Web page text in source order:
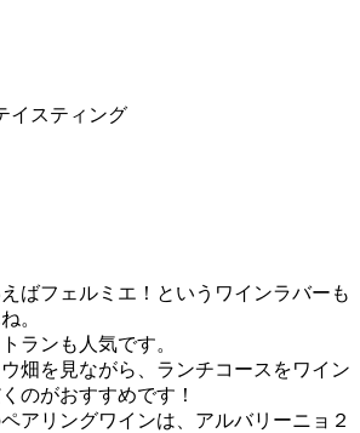
イスティング
ばフェルミエ！というワインラバーも
。
ランも人気です。
畑を見ながら、ランチコースをワイン
のがおすすめです！
アリングワインは、アルバリーニョ２